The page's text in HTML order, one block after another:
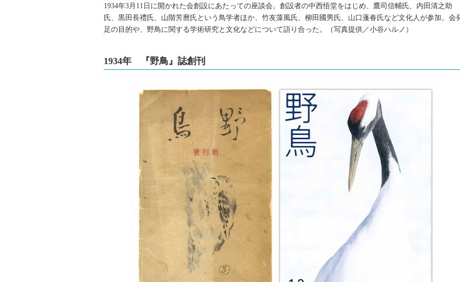
1934年3月11日に開かれた会創設にあたっての座談会。創設者の中西悟堂をはじめ、鷹司信輔氏、内田清之助
氏、黒田長禮氏、山階芳麿氏という鳥学者ほか、竹友藻風氏、柳田國男氏、山口蓬春氏など文化人が参加。会
足の目的や、野鳥に関する学術研究と文化などについて語り合った。（写真提供／小谷ハルノ）
1934年 『野鳥』誌創刊